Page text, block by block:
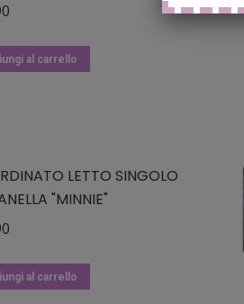
al carrello
LETTO SINGOLO
"MINNIE"
al carrello